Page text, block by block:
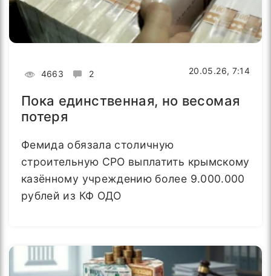
4663 2 20.05.26, 7:14
Пока единственная, но весомая
потеря
Фемида обязала столичную
строительную СРО выплатить крымскому
казённому учреждению более 9.000.000
рублей из КФ ОДО